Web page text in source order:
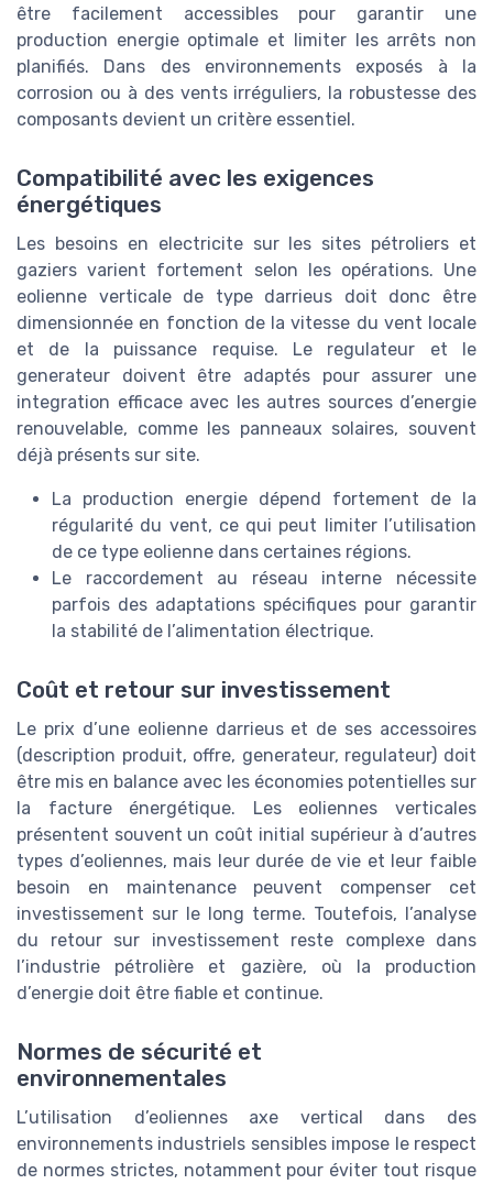
être facilement accessibles pour garantir une
production energie optimale et limiter les arrêts non
planifiés. Dans des environnements exposés à la
corrosion ou à des vents irréguliers, la robustesse des
composants devient un critère essentiel.
Compatibilité avec les exigences
énergétiques
Les besoins en electricite sur les sites pétroliers et
gaziers varient fortement selon les opérations. Une
eolienne verticale de type darrieus doit donc être
dimensionnée en fonction de la vitesse du vent locale
et de la puissance requise. Le regulateur et le
generateur doivent être adaptés pour assurer une
integration efficace avec les autres sources d’energie
renouvelable, comme les panneaux solaires, souvent
déjà présents sur site.
La production energie dépend fortement de la
régularité du vent, ce qui peut limiter l’utilisation
de ce type eolienne dans certaines régions.
Le raccordement au réseau interne nécessite
parfois des adaptations spécifiques pour garantir
la stabilité de l’alimentation électrique.
Coût et retour sur investissement
Le prix d’une eolienne darrieus et de ses accessoires
(description produit, offre, generateur, regulateur) doit
être mis en balance avec les économies potentielles sur
la facture énergétique. Les eoliennes verticales
présentent souvent un coût initial supérieur à d’autres
types d’eoliennes, mais leur durée de vie et leur faible
besoin en maintenance peuvent compenser cet
investissement sur le long terme. Toutefois, l’analyse
du retour sur investissement reste complexe dans
l’industrie pétrolière et gazière, où la production
d’energie doit être fiable et continue.
Normes de sécurité et
environnementales
L’utilisation d’eoliennes axe vertical dans des
environnements industriels sensibles impose le respect
de normes strictes, notamment pour éviter tout risque